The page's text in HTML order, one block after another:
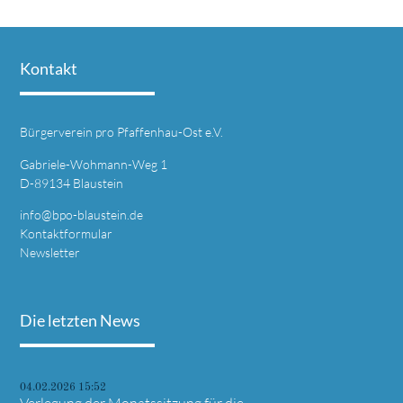
Kontakt
Bürgerverein pro Pfaffenhau-Ost e.V.
Gabriele-Wohmann-Weg 1
D-89134 Blaustein
info@bpo-blaustein.de
Kontaktformular
Newsletter
Die letzten News
04.02.2026 15:52